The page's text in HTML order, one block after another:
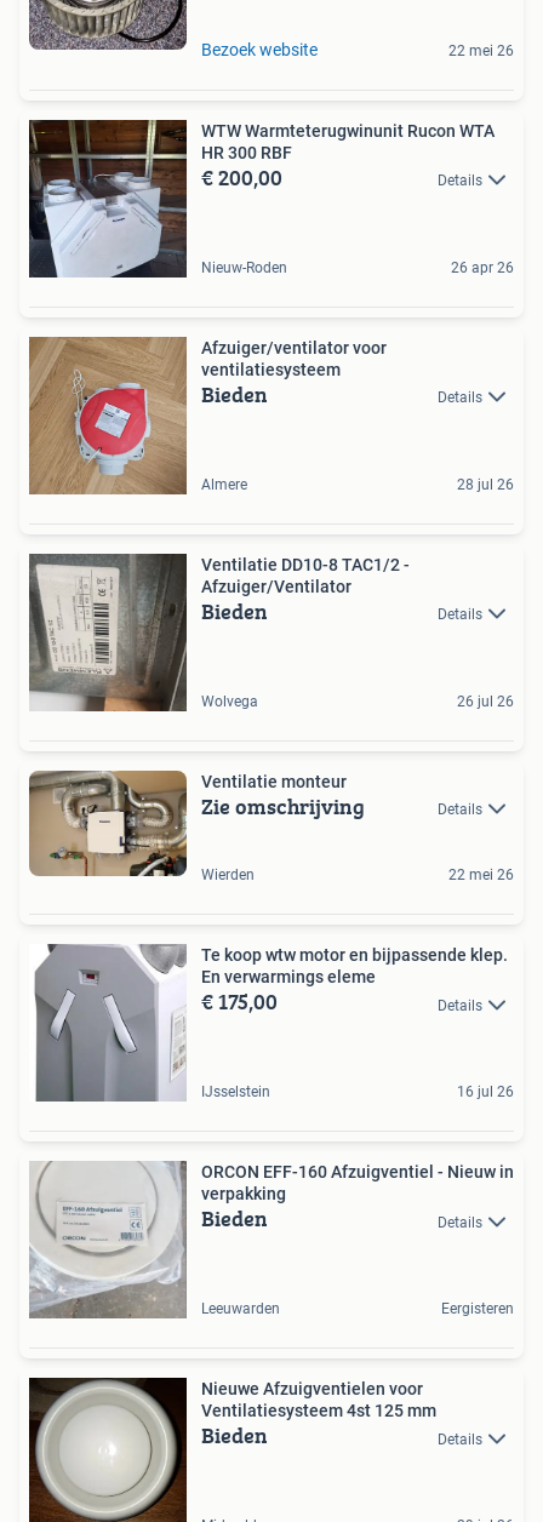
Bezoek website 22 mei 26
WTW Warmteterugwinunit Rucon WTA
HR 300 RBF
€ 200,00 Details
Nieuw-Roden 26 apr 26
Afzuiger/ventilator voor
ventilatiesysteem
Bieden Details
Almere 28 jul 26
Ventilatie DD10-8 TAC1/2 -
Afzuiger/Ventilator
Bieden Details
Wolvega 26 jul 26
Ventilatie monteur
Zie omschrijving Details
Wierden 22 mei 26
Te koop wtw motor en bijpassende klep.
En verwarmings eleme
€ 175,00 Details
IJsselstein 16 jul 26
ORCON EFF-160 Afzuigventiel - Nieuw in
verpakking
Bieden Details
Leeuwarden Eergisteren
Nieuwe Afzuigventielen voor
Ventilatiesysteem 4st 125 mm
Bieden Details